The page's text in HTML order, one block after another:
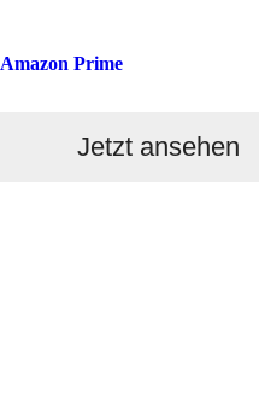
Amazon Prime
Jetzt ansehen